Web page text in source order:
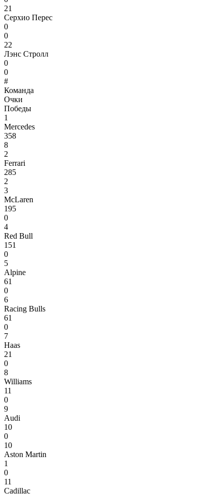
21
Серхио Перес
0
0
22
Лэнс Стролл
0
0
#
Команда
Очки
Победы
1
Mercedes
358
8
2
Ferrari
285
2
3
McLaren
195
0
4
Red Bull
151
0
5
Alpine
61
0
6
Racing Bulls
61
0
7
Haas
21
0
8
Williams
11
0
9
Audi
10
0
10
Aston Martin
1
0
11
Cadillac